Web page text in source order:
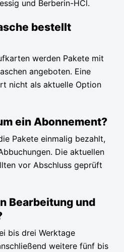
und Berberin-HCl.
bestellt
werden Pakete mit
angeboten. Eine
nicht als aktuelle Option
ein Abonnement?
Pakete einmalig bezahlt,
Die aktuellen
vor Abschluss geprüft
Bearbeitung und
bis drei Werktage
weitere fünf bis